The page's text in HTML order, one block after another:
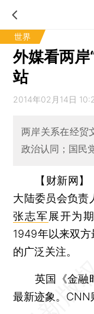
世界
外媒看两岸
站
2014年02月14日
两岸关系在经贸
政治认同；国民
【财新网
大陆委员会负责
张志军 展开为
1949年以来双
的广泛关注。
英国《金融时
最新迹象。CNN